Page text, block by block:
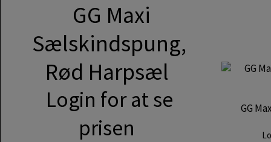
GG Maxi
Sælskindspung,
Rød Harpsæl
Login for at se
prisen
GG